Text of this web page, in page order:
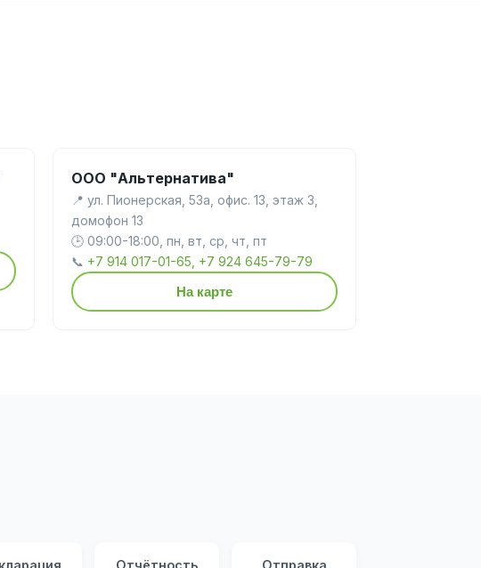
ООО "Альтернатива"
📍 ул. Пионерская, 53а, офис. 13, этаж 3,
домофон 13
🕒 09:00-18:00, пн, вт, ср, чт, пт
📞 +7 914 017-01-65, +7 924 645-79-79
На карте